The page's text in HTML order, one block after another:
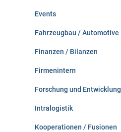
Events
Fahrzeugbau / Automotive
Finanzen / Bilanzen
Firmenintern
Forschung und Entwicklung
Intralogistik
Kooperationen / Fusionen